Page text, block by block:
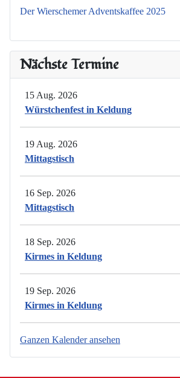
Der Wierschemer Adventskaffee 2025
Nächste Termine
15 Aug. 2026
Würstchenfest in Keldung
19 Aug. 2026
Mittagstisch
16 Sep. 2026
Mittagstisch
18 Sep. 2026
Kirmes in Keldung
19 Sep. 2026
Kirmes in Keldung
Ganzen Kalender ansehen